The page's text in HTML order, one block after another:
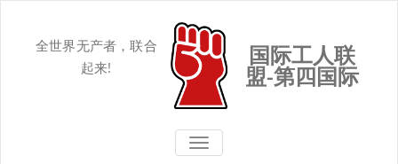
content全世界无产者，联合
起来!
国际工人联
盟-第四国际
切换导航